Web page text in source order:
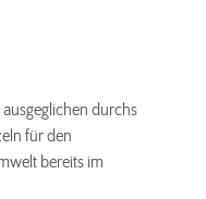
durchs
für den
bereits im